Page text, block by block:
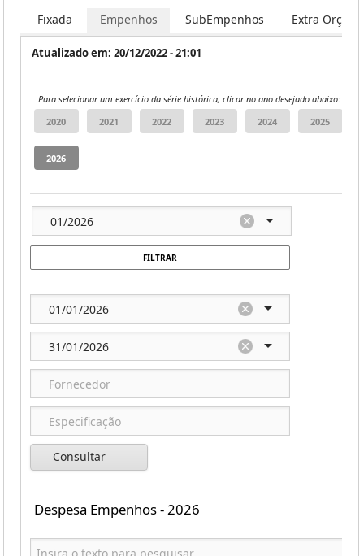
Fixada Empenhos SubEmpenhos Extra
Atualizado em: 20/12/2022 - 21:01
Para selecionar um exercício da série histórica, clicar no ano desejado abaixo:
FILTRAR
Consultar
Despesa Empenhos - 2026